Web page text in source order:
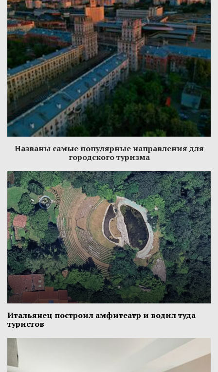
Названы самые популярные направления для
городского туризма
Итальянец построил амфитеатр и водил туда
туристов